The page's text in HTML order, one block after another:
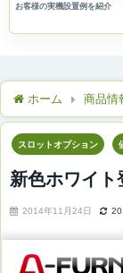
ホーム 商品情
スロットオプション
新色ホワイ
2014年11月24日